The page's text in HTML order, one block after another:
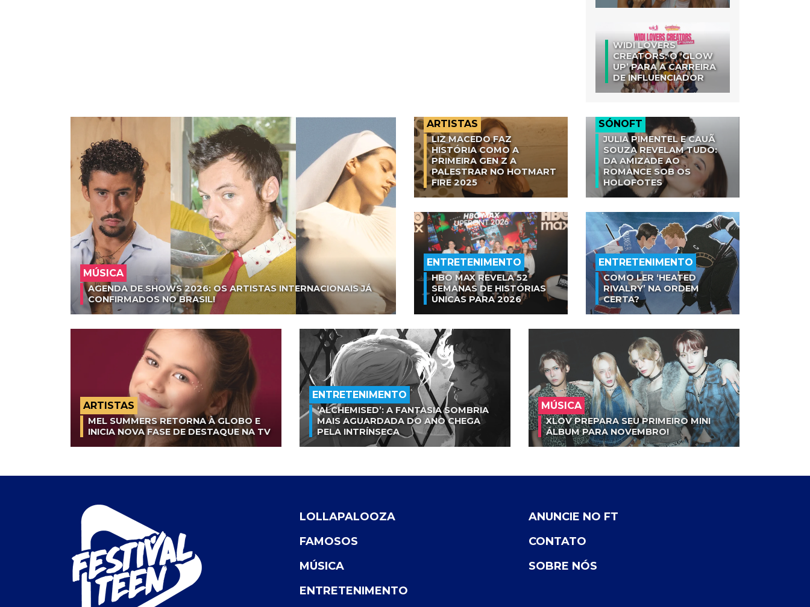
WIDI LOVERS
CREATORS: O ‘GLOW
UP’ PARA A CARREIRA
DE INFLUENCIADOR
MÚSICA
AGENDA DE SHOWS 2026: OS ARTISTAS INTERNACIONAIS JÁ
CONFIRMADOS NO BRASIL!
ARTISTAS
LIZ MACEDO FAZ
HISTÓRIA COMO A
PRIMEIRA GEN Z A
PALESTRAR NO HOTMART
FIRE 2025
SÓNOFT
JULIA PIMENTEL E CAUÃ
SOUZA REVELAM TUDO:
DA AMIZADE AO
ROMANCE SOB OS
HOLOFOTES
ENTRETENIMENTO
HBO MAX REVELA 52
SEMANAS DE HISTÓRIAS
ÚNICAS PARA 2026
ENTRETENIMENTO
COMO LER ‘HEATED
RIVALRY’ NA ORDEM
CERTA?
ARTISTAS
MEL SUMMERS RETORNA À GLOBO E
INICIA NOVA FASE DE DESTAQUE NA TV
ENTRETENIMENTO
‘ALCHEMISED’: A FANTASIA SOMBRIA
MAIS AGUARDADA DO ANO CHEGA
PELA INTRÍNSECA
MÚSICA
XLOV PREPARA SEU PRIMEIRO MINI
ÁLBUM PARA NOVEMBRO!
LOLLAPALOOZA
FAMOSOS
MÚSICA
ENTRETENIMENTO
ANUNCIE NO FT
CONTATO
SOBRE NÓS